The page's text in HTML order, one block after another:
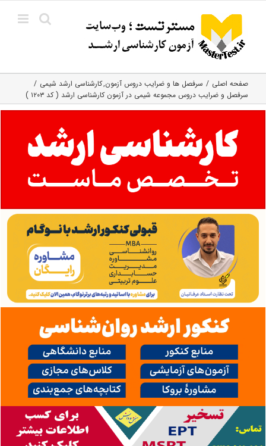
content
صفحه اصلی سرفصل ها و ضرایب دروس آزمون کارشناسی ارشد شیمی
سرفصل و ضرایب دروس مجموعه شیمی در آزمون کارشناسی ارشد ( کد ۱۲۰۳ )